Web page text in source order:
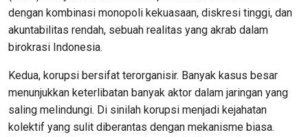
dengan kombinasi monopoli kekuasaan, diskresi tinggi, dan
akuntabilitas rendah, sebuah realitas yang akrab dalam
birokrasi Indonesia.
Kedua, korupsi bersifat terorganisir. Banyak kasus besar
menunjukkan keterlibatan banyak aktor dalam jaringan yang
saling melindungi. Di sinilah korupsi menjadi kejahatan
kolektif yang sulit diberantas dengan mekanisme biasa.